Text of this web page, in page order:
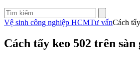
Vệ sinh công nghiệp HCMTư vấnCách
Cách tẩy keo 502 trên sàn